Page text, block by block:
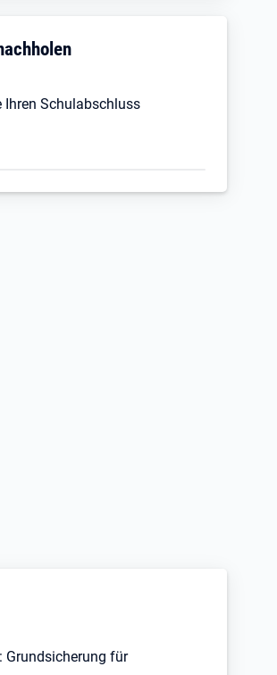
Ihren Schulabschluss
Grundsicherung für